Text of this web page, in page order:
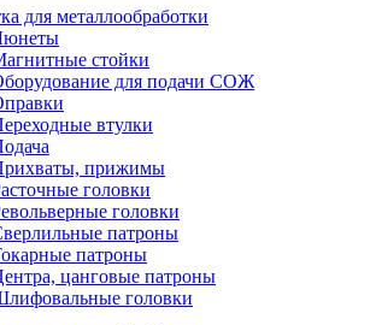
для металлообработки
стойки
для подачи СОЖ
втулки
прижимы
головки
головки
патроны
патроны
цанговые патроны
головки